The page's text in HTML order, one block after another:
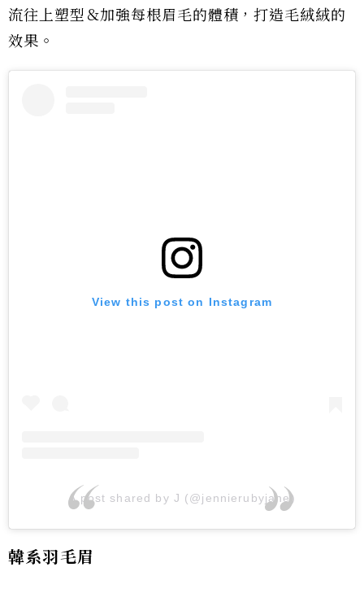
流往上塑型＆加強每根眉毛的體積，打造毛絨絨的
效果。
View this post on Instagram
A post shared by J (@jennierubyjane)
韓系羽毛眉